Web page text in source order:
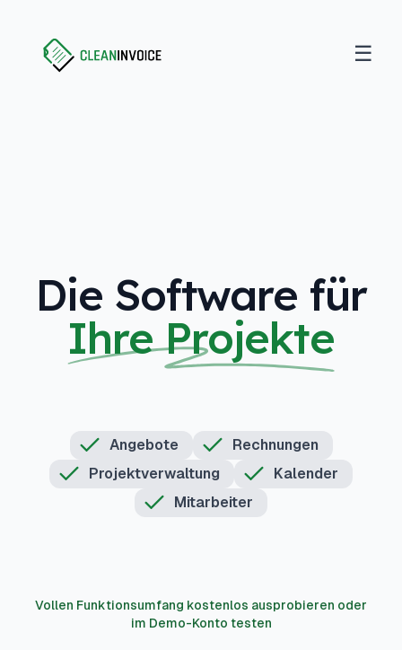
Open
☰
Die Software für
Ihre Projekte
Angebote
Rechnungen
Projektverwaltung
Kalender
Mitarbeiter
Vollen Funktionsumfang kostenlos ausprobieren oder
im Demo-Konto testen